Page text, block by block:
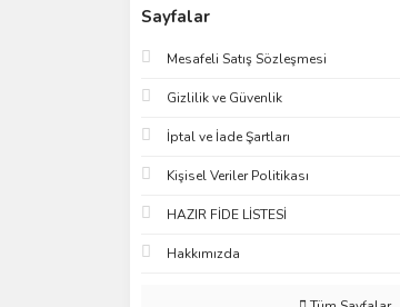
Sayfalar
Mesafeli Satış Sözleşmesi
Gizlilik ve Güvenlik
İptal ve İade Şartları
Kişisel Veriler Politikası
HAZIR FİDE LİSTESİ
Hakkımızda